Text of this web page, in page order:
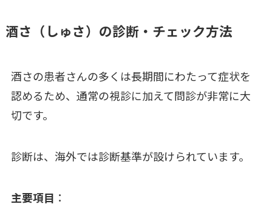
酒さ（しゅさ）の診断・チェック方法
酒さの患者さんの多くは長期間にわたって症状を
認めるため、通常の視診に加えて問診が非常に大
切です。
診断は、海外では診断基準が設けられています。
主要項目 ：